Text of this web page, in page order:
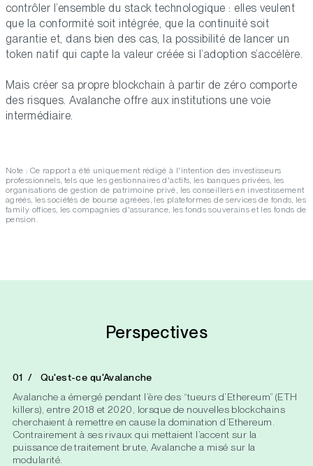
contrôler l’ensemble du stack technologique : elles veulent
que la conformité soit intégrée, que la continuité soit
garantie et, dans bien des cas, la possibilité de lancer un
token natif qui capte la valeur créée si l’adoption s’accélère.
Mais créer sa propre blockchain à partir de zéro comporte
des risques. Avalanche offre aux institutions une voie
intermédiaire.
Note : Ce rapport a été uniquement rédigé à l'intention des investisseurs
professionnels, tels que les gestionnaires d'actifs, les banques privées, les
organisations de gestion de patrimoine privé, les conseillers en investissement
agréés, les sociétés de bourse agréées, les plateformes de services de fonds, les
family offices, les compagnies d'assurance, les fonds souverains et les fonds de
pension.
Perspectives
Qu'est-ce qu'Avalanche
Avalanche a émergé pendant l’ère des “tueurs d’Ethereum” (ETH
killers), entre 2018 et 2020, lorsque de nouvelles blockchains
cherchaient à remettre en cause la domination d’Ethereum.
Contrairement à ses rivaux qui mettaient l’accent sur la
puissance de traitement brute, Avalanche a misé sur la
modularité.